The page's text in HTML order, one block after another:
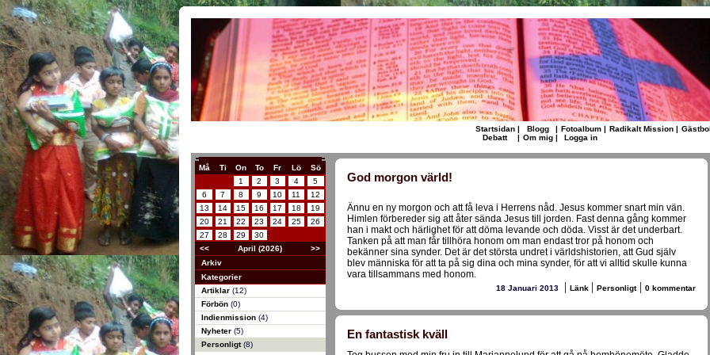
Startsidan | Blogg | Fotoalbum | Radikalt Mission |
Debatt
| Om mig | Logga in
Må Ti On To Fr Lö
Sö
1
2 3 4
5
6
7 8 9 10 11
12
13
14 15 16 17 18
19
20
21 22 23 24 25
26
27
28 29
30
<<
April (2026)
>>
Arkiv
Kategorier
Artiklar (12)
Förbön (0)
Indienmission (4)
Nyheter (5)
Personligt(8)
God morgon värld!
Ännu en ny morgon och att få leva i Herrens nåd. Jesus kommer snart min vän.
Himlen förbereder sig att åter sända Jesus till jorden. Fast denna gång kommer
han i makt och härlighet för att döma levande och döda. Visst är det underbart.
Tanken på att man får tillhöra honom om man endast tror på honom och
bekänner sina synder. Det är det största undret i världshistorien, att Gud själv
blev människa för att ta på sig dina och mina synder, för att vi alltid skulle kunna
vara tillsammans med honom.
18 Januari 2013 | Länk | Personligt| 0 kommentar
En fantastisk kväll